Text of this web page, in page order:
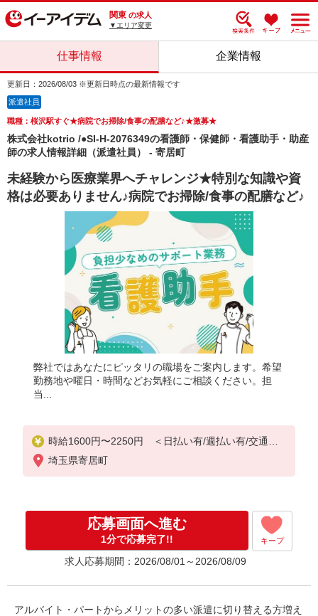
関東 の求人
▼エリア変更
仕事情報 企業情報
更新日：2026/08/03 ※更新日時点の最新情報です
派遣社員
職種：桜沢駅すぐ★病院でお掃除/食事の配膳など♪★激募★
株式会社kotrio /●SI-H-2076349の看護師・保健師・看護助手・助産
師の求人情報詳細（派遣社員） - 寄居町
未経験から医療業界へチャレンジ★特別な知識や資
格は必要ありません♪病院でお掃除/食事の配膳など♪
弊社ではあなたにピッタリの職場をご案内します。希望
勤務地や曜日・時間などお気軽にご相談ください。担
当...
時給1600円〜2250円 ＜日払い有/週払い有/交通費
全支給(ガソリン代含む)＞
埼玉県寄居町
応募画面へ進む
1分で応募完了!! キープ
求人応募期間：2026/08/01～2026/08/09
アルバイト・パートからメリットの多い派遣に切り替える方増え